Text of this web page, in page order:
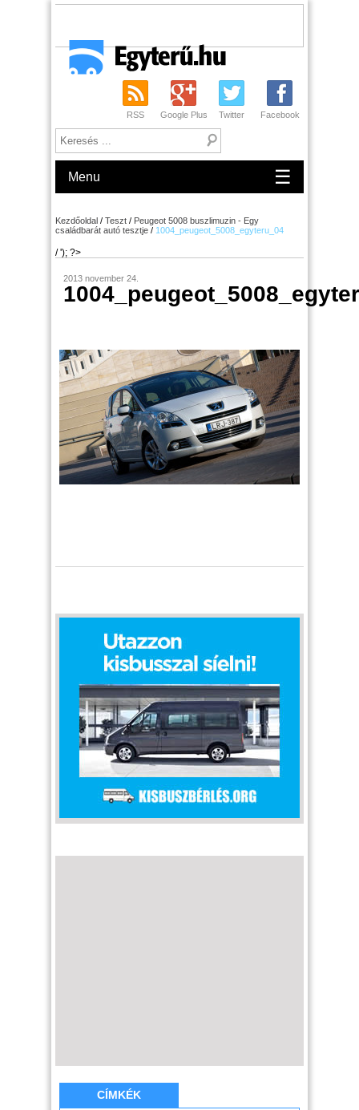
RSS Google Plus Twitter Facebook
Menu ☰
Kezdőoldal / Teszt / Peugeot 5008 buszlimuzin - Egy
családbarát autó tesztje / 1004_peugeot_5008_egyteru_04
/ '); ?>
2013 november 24.
CÍMKÉK